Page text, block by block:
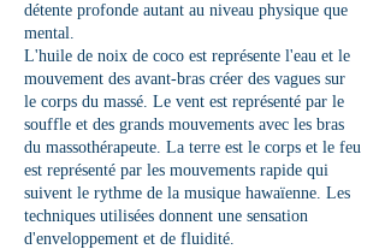
détente profonde autant au niveau physique que
mental.
L'huile de noix de coco est représente l'eau et le
mouvement des avant-bras créer des vagues sur
le corps du massé. Le vent est représenté par le
souffle et des grands mouvements avec les bras
du massothérapeute. La terre est le corps et le feu
est représenté par les mouvements rapide qui
suivent le rythme de la musique hawaïenne. Les
techniques utilisées donnent une sensation
d'enveloppement et de fluidité.